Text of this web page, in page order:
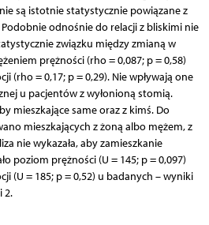
są istotnie statystycznie powiązane z
odnośnie do relacji z bliskimi nie
związku między zmianą w
prężności (rho = 0,087; p = 0,58)
(rho = 0,17; p = 0,29). Nie wpływają one
u pacjentów z wyłonioną stomią.
mieszkające same oraz z kimś. Do
mieszkających z żoną albo mężem, z
nie wykazała, aby zamieszkanie
poziom prężności (U = 145; p = 0,097)
(U = 185; p = 0,52) u badanych – wyniki
2.